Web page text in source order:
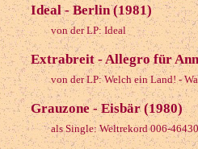
Ideal - Berlin (1981)
von der LP: Ideal
Extrabreit - Allegro für
von der LP: Welch ein Land! -
Grauzone - Eisbär (1980)
als Single: Weltrekord 006-